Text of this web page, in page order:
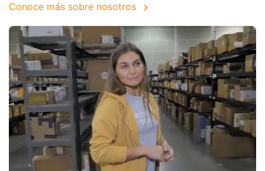
Conoce más sobre nosotros